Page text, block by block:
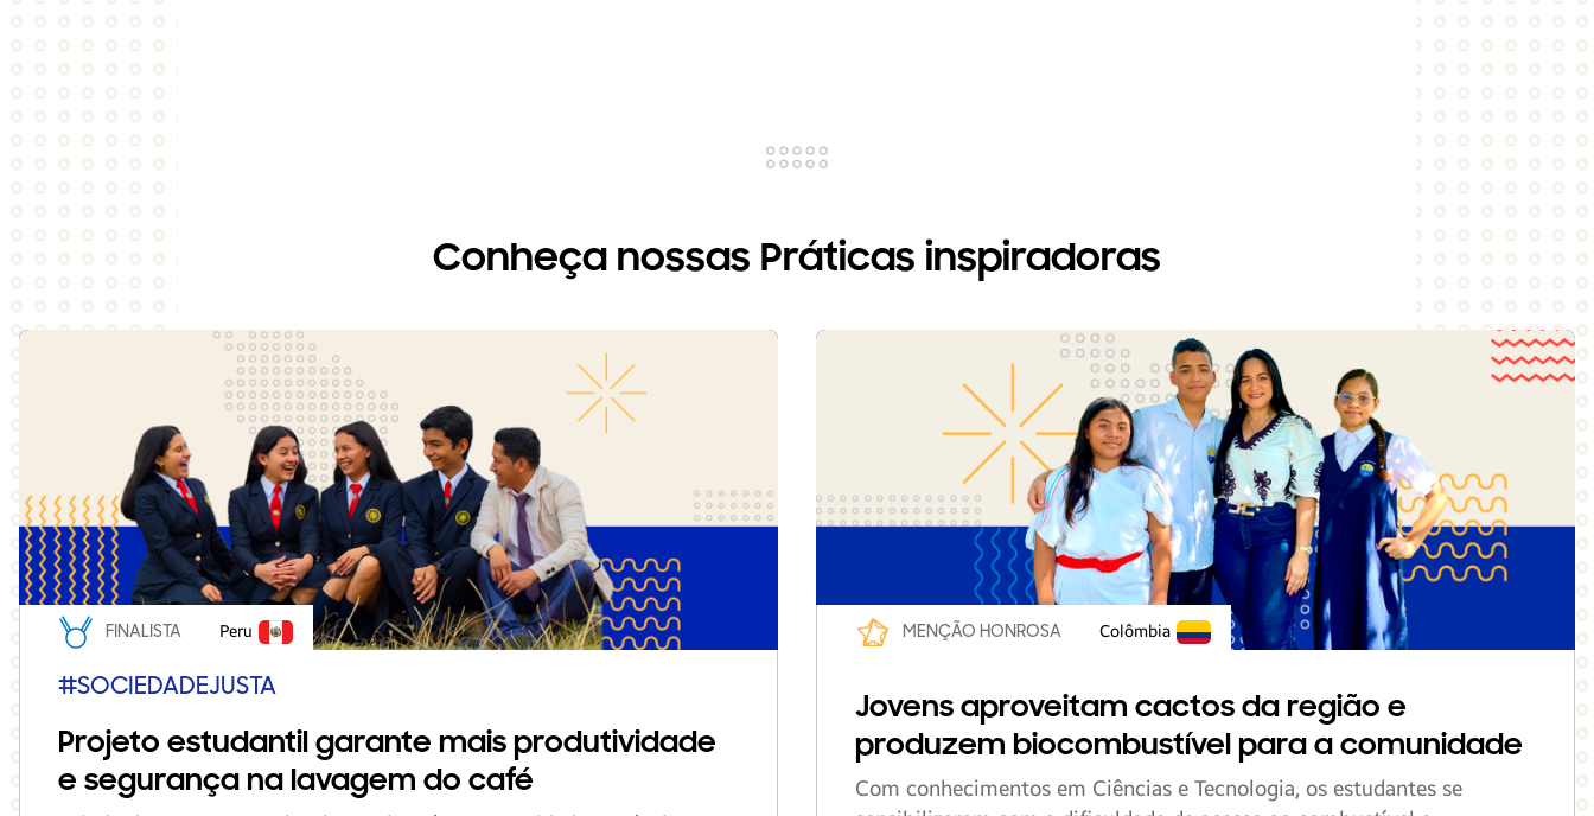
Conheça nossas Práticas inspiradoras
FINALISTA Peru
#SOCIEDADEJUSTA
Projeto estudantil garante mais produtividade
e segurança na lavagem do café
MENÇÃO HONROSA Colômbia
Jovens aproveitam cactos da região e
produzem biocombustível para a comunidade
Com conhecimentos em Ciências e Tecnologia, os estudantes se